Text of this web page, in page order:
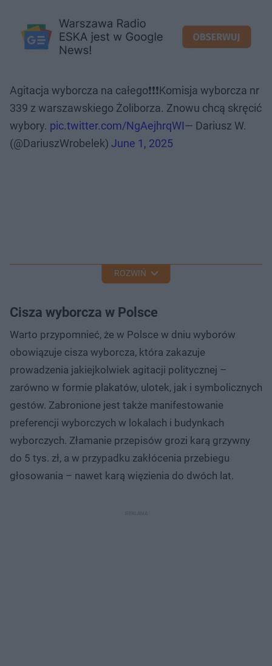
Agitacja wyborcza na całego❗️❗️❗️Komisja wyborcza nr
339 z warszawskiego Żoliborza. Znowu chcą skręcić
wybory. pic.twitter.com/NgAejhrqWI— Dariusz W.
(@DariuszWrobelek) June 1, 2025
ROZWIŃ
Cisza wyborcza w Polsce
Warto przypomnieć, że w Polsce w dniu wyborów
obowiązuje cisza wyborcza, która zakazuje
prowadzenia jakiejkolwiek agitacji politycznej –
zarówno w formie plakatów, ulotek, jak i symbolicznych
gestów. Zabronione jest także manifestowanie
preferencji wyborczych w lokalach i budynkach
wyborczych. Złamanie przepisów grozi karą grzywny
do 5 tys. zł, a w przypadku zakłócenia przebiegu
głosowania – nawet karą więzienia do dwóch lat.